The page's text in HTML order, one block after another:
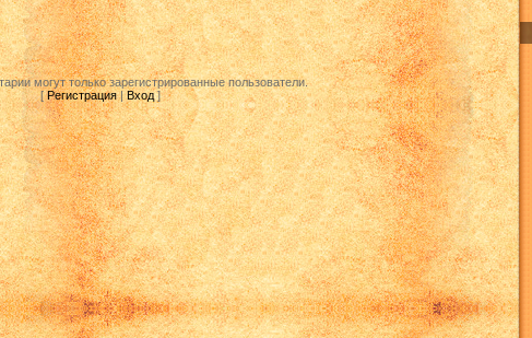
могут только зарегистрированные пользователи.
[Регистрация|Вход]